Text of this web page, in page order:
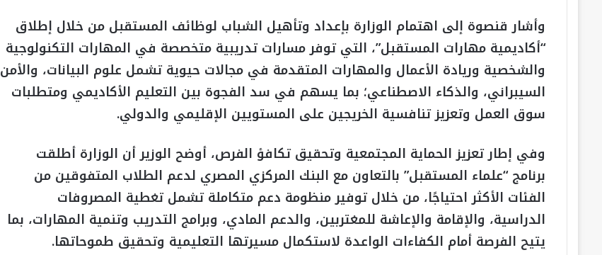
وأشار قنصوة إلى اهتمام الوزارة بإعداد وتأهيل الشباب لوظائف المستقبل من خلال إطلاق
“أكاديمية مهارات المستقبل”، التي توفر مسارات تدريبية متخصصة في المهارات التكنولوجية
والشخصية وريادة الأعمال والمهارات المتقدمة في مجالات حيوية تشمل علوم البيانات، والأمن
السيبراني، والذكاء الاصطناعي؛ بما يسهم في سد الفجوة بين التعليم الأكاديمي ومتطلبات
سوق العمل وتعزيز تنافسية الخريجين على المستويين الإقليمي والدولي.
وفي إطار تعزيز الحماية المجتمعية وتحقيق تكافؤ الفرص، أوضح الوزير أن الوزارة أطلقت
برنامج “علماء المستقبل” بالتعاون مع البنك المركزي المصري لدعم الطلاب المتفوقين من
الفئات الأكثر احتياجًا، من خلال توفير منظومة دعم متكاملة تشمل تغطية المصروفات
الدراسية، والإقامة والإعاشة للمغتربين، والدعم المادي، وبرامج التدريب وتنمية المهارات، بما
يتيح الفرصة أمام الكفاءات الواعدة لاستكمال مسيرتها التعليمية وتحقيق طموحاتها.